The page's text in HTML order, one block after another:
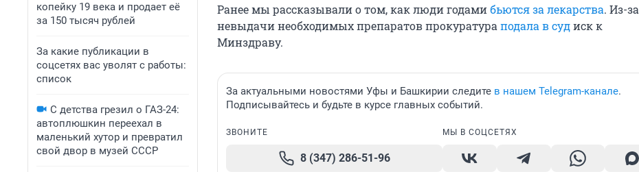
копейку 19 века и продает её
за 150 тысяч рублей
За какие публикации в
соцсетях вас уволят с работы:
список
С детства грезил о ГАЗ-24:
автоплюшкин переехал в
маленький хутор и превратил
свой двор в музей СССР
Ранее мы рассказывали о том, как люди годамибьются за лекарства. Из-за
невыдачи необходимых препаратов прокуратура подала в судиск к
Минздраву.
За актуальными новостями Уфы и Башкирии следите в нашем Telegram-канале.
Подписывайтесь и будьте в курсе главных событий.
ЗВОНИТЕ
8 (347) 286-51-96
МЫ В СОЦСЕТЯХ